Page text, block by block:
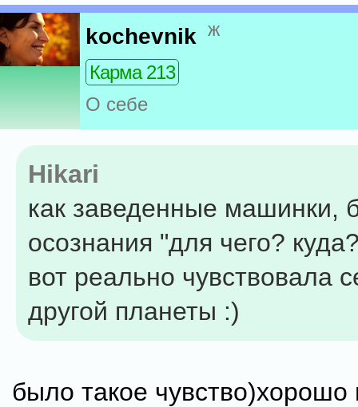
kochevnik ж
Карма 213
О себе
Hikari
как заведенные машинки,
осознания "для чего?
вот реально чувствовала
другой планеты :)
было такое чувство)хорошо